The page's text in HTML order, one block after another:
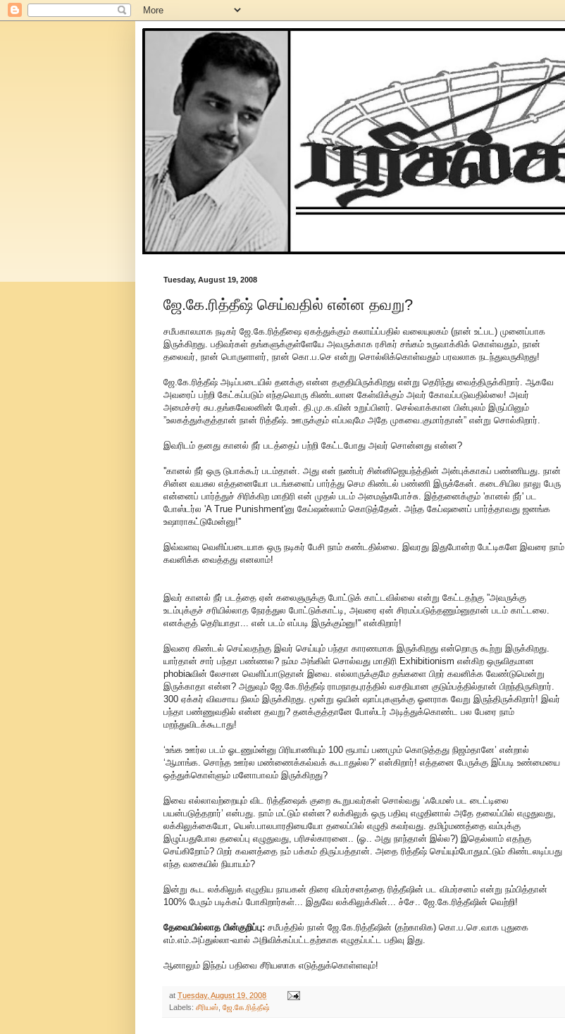
Tuesday, August 19, 2008
ஜே.கே.ரித்தீஷ் செய்வதில் என்ன தவறு?
சமீபகாலமாக நடிகர் ஜே.கே.ரித்தீஷை ஏகத்துக்கும் கலாய்ப்பதில் வலையுலகம் (நான் உட்பட) முனைப்பாக
இருக்கிறது. பதிவர்கள் தங்களுக்குள்ளேயே அவருக்காக ரசிகர் சங்கம் உருவாக்கிக் கொள்வதும், நான்
தலைவர், நான் பொருளாளர், நான் கொ.ப.செ என்று சொல்லிக்கொள்வதும் பரவலாக நடந்துவருகிறது!
ஜே.கே.ரித்தீஷ் அடிப்படையில் தனக்கு என்ன தகுதியிருக்கிறது என்று தெரிந்து வைத்திருக்கிறார். ஆகவே
அவரைப் பற்றி கேட்கப்படும் எந்தவொரு கிண்டலான கேள்விக்கும் அவர் கோவப்படுவதில்லை! அவர்
அமைச்சர் சுப.தங்கவேலனின் பேரன். தி.மு.க.வின் உறுப்பினர். செல்வாக்கான பின்புலம் இருப்பினும்
”உலகத்துக்குத்தான் நான் ரித்தீஷ். ஊருக்கும் எப்பவுமே அதே முகவை.குமார்தான்” என்று சொல்கிறார்.
இவரிடம் தனது கானல் நீர் படத்தைப் பற்றி கேட்டபோது அவர் சொன்னது என்ன?
''கானல் நீர் ஒரு டுபாக்கூர் படம்தான். அது என் நண்பர் சின்னிஜெயந்த்தின் அன்புக்காகப் பண்ணியது. நான்
சின்ன வயசுல எத்தனையோ படங்களைப் பார்த்து செம கிண்டல் பண்ணி இருக்கேன். கடைசியில நாலு பேரு
என்னைப் பார்த்துச் சிரிக்கிற மாதிரி என் முதல் படம் அமைஞ்சுபோச்சு. இத்தனைக்கும் 'கானல் நீர்' பட
போஸ்டர்ல 'A True Punishment'னு கேப்ஷன்லாம் கொடுத்தேன். அந்த கேப்ஷனைப் பார்த்தாவது ஜனங்க
உஷாராகட்டுமேன்னு!''
இவ்வளவு வெளிப்படையாக ஒரு நடிகர் பேசி நாம் கண்டதில்லை. இவரது இதுபோன்ற பேட்டிகளே இவரை நாம்
கவனிக்க வைத்தது எனலாம்!
இவர் கானல் நீர் படத்தை ஏன் கலைஞருக்கு போட்டுக் காட்டவில்லை என்று கேட்டதற்கு ”அவருக்கு
உடம்புக்குச் சரியில்லாத நேரத்துல போட்டுக்காட்டி, அவரை ஏன் சிரமப்படுத்தணும்னுதான் படம் காட்டலை.
எனக்குத் தெரியாதா... என் படம் எப்படி இருக்கும்னு!'' என்கிறார்!
இவரை கிண்டல் செய்வதற்கு இவர் செய்யும் பந்தா காரணமாக இருக்கிறது என்றொரு கூற்று இருக்கிறது.
யார்தான் சார் பந்தா பண்ணல? நம்ம அங்கிள் சொல்வது மாதிரி Exhibitionism என்கிற ஒருவிதமான
phobiaவின் லேசான வெளிப்பாடுதான் இவை. எல்லாருக்குமே தங்களை பிறர் கவனிக்க வேண்டுமென்று
இருக்காதா என்ன? அதுவும் ஜே.கே.ரித்தீஷ் ராமநாதபுரத்தில் வசதியான குடும்பத்தில்தான் பிறந்திருகிறார்.
300 ஏக்கர் விவசாய நிலம் இருக்கிறது. மூன்று ஒயின் ஷாப்புகளுக்கு ஓனராக வேறு இருந்திருக்கிறார்! இவர்
பந்தா பண்ணுவதில் என்ன தவறு? தனக்குத்தானே போஸ்டர் அடித்துக்கொண்ட பல பேரை நாம்
மறந்துவிடக்கூடாது!
‘உங்க ஊர்ல படம் ஓடணும்ன்னு பிரியாணியும் 100 ரூபாய் பணமும் கொடுத்தது நிஜம்தானே’ என்றால்
‘ஆமாங்க. சொந்த ஊர்ல மண்ணைக்கவ்வக் கூடாதுல்ல?’ என்கிறார்! எத்தனை பேருக்கு இப்படி உண்மையை
ஒத்துக்கொள்ளும் மனோபாவம் இருக்கிறது?
இவை எல்லாவற்றையும் விட ரித்தீஷைக் குறை கூறுபவர்கள் சொல்வது ‘ஃபேமஸ் பட டைட்டிலை
பயன்படுத்தறார்’ என்பது. நாம் மட்டும் என்ன? லக்கிலுக் ஒரு பதிவு எழுதினால் அதே தலைப்பில் எழுதுவது,
லக்கிலுக்கையோ, யெஸ்.பாலபாரதியையோ தலைப்பில் எழுதி கவர்வது. தமிழ்மணத்தை வம்புக்கு
இழுப்பதுபோல தலைப்பு எழுதுவது, பரிசல்காரனை.. (ஓ.. அது நாந்தான் இல்ல?) இதெல்லாம் எதற்கு
செய்கிறோம்? பிறர் கவனத்தை நம் பக்கம் திருப்பத்தான். அதை ரித்தீஷ் செய்யும்போதுமட்டும் கிண்டலடிப்பது
எந்த வகையில் நியாயம்?
இன்று கூட லக்கிலுக் எழுதிய நாயகன் திரை விமர்சனத்தை ரித்தீஷின் பட விமர்சனம் என்று நம்பித்தான்
100% பேரும் படிக்கப் போகிறார்கள்... இதுவே லக்கிலுக்கின்... ச்சே.. ஜே.கே.ரித்தீஷின் வெற்றி!
தேவையில்லாத பின்குறிப்பு: சமீபத்தில் நான் ஜே.கே.ரித்தீஷின் (தற்காலிக) கொ.ப.செ.வாக புதுகை
எம்.எம்.அப்துல்லா-வால் அறிவிக்கப்பட்டதற்காக எழுதப்பட்ட பதிவு இது.
ஆனாலும் இந்தப் பதிவை சீரியஸாக எடுத்துக்கொள்ளவும்!
at Tuesday, August 19, 2008
Labels: சீரியஸ் ஜே.கே.ரித்தீஷ்